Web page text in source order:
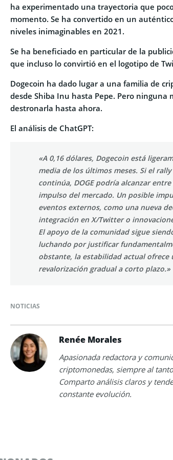
ha experimentado una trayectoria que
momento. Se ha convertido en un
niveles inimaginables en 2021.
Se ha beneficiado en particular de la
que incluso lo convirtió en el logotipo de
Dogecoin ha dado lugar a una familia de
desde Shiba Inu hasta Pepe. Pero ninguna
destronarla hasta ahora.
El análisis de ChatGPT:
«A 0,16 dólares, Dogecoin está
media de los últimos meses. Si el
continúa, DOGE podría alcanzar
impulso del mercado. Un posible
eventos externos, como una nueva
integración en X/Twitter o
El apoyo de la comunidad sigue
luchando por justificar
obstante, la estabilidad actual ofrece
revalorización gradual a corto plazo.»
NOTICIAS
Renée Morales
Apasionada redactora y
criptomonedas, siempre al
Comparto análisis claros y
constante evolución.